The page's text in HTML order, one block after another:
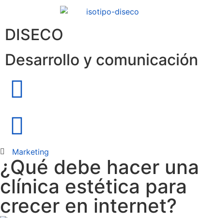
DISECO
Desarrollo y comunicación
Marketing
¿Qué debe hacer una
clínica estética para
crecer en internet?